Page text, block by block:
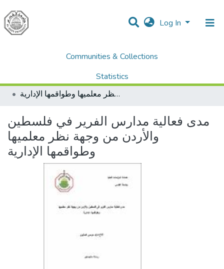
Log In
Communities & Collections
Statistics
All of DSpace
Dissertations & Theses الرسائل الجامعية
Educational Administration الادارة التربوية
مدى فعالية مدارس الفرير في فلسطين والأردن من وجهة نظر معلميها وطواقمها الإدارية
مدى فعالية مدارس الفرير في فلسطين
والأردن من وجهة نظر معلميها
وطواقمها الإدارية